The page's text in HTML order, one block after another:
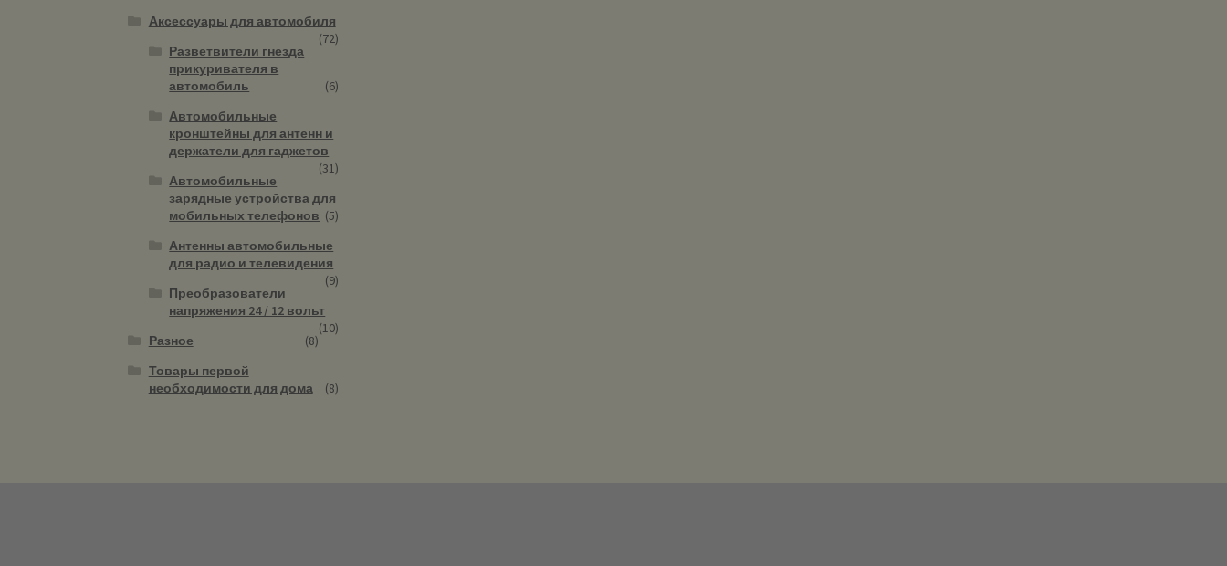
Аксессуары для автомобиля
(72)
Разветвители гнезда
прикуривателя в
автомобиль
(6)
Автомобильные
кронштейны для антенн и
держатели для гаджетов
(31)
Автомобильные
зарядные устройства для
мобильных телефонов (5)
Антенны автомобильные
для радио и телевидения
(9)
Преобразователи
напряжения 24 / 12 вольт
(10)
Разное
(8)
Товары первой
необходимости для дома
(8)